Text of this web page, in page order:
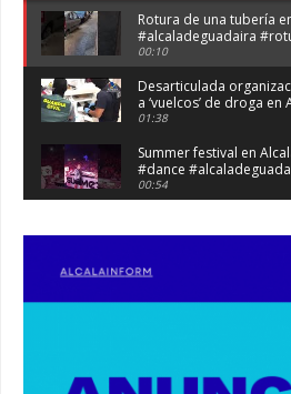
Rotura de una tubería
#alcaladeguadaira
00:10
Desarticulada
a ‘vuelcos’ de droga en
01:38
Summer festival en
#dance
00:54
altura de Alcalá.
Robaban a
Alcalá. #policia #narcos